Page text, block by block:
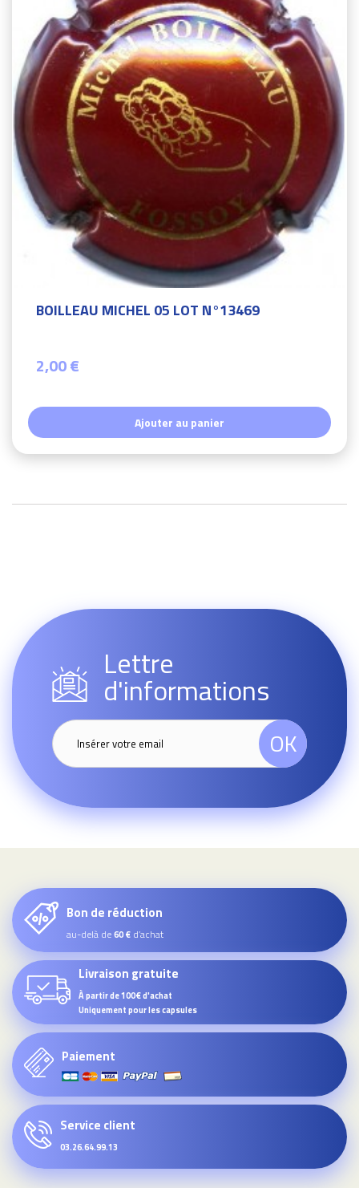
BOILLEAU MICHEL 05 LOT N°13469
2,00 €
Ajouter au panier
Lettre
d'informations
OK
Bon de réduction
au-delà de60 € d’achat
Livraison gratuite
À partir de 100€ d'achat
Uniquement pour les capsules
Paiement
Service client
03.26.64.99.13